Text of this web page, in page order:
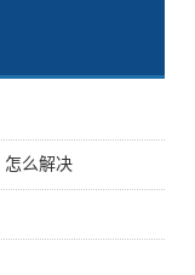
怎么解决